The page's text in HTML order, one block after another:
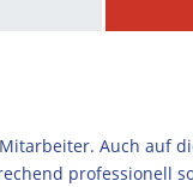
Auch auf
professionell